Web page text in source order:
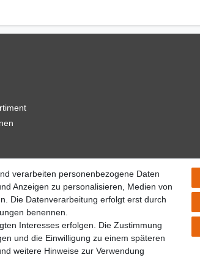
verarbeiten personenbezogene Daten
Anzeigen zu personalisieren, Medien von
Die Datenverarbeitung erfolgt erst durch
benennen.
Interesses erfolgen. Die Zustimmung
und die Einwilligung zu einem späteren
weitere Hinweise zur Verwendung